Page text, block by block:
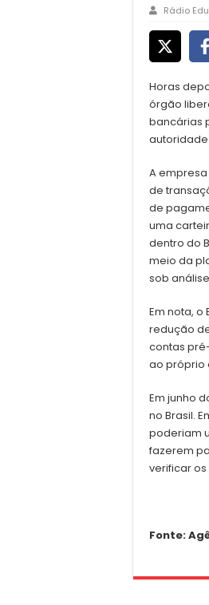
Rádio
Horas
órgão
bancárias
A
de
de
uma
dentro do
meio da
sob
Em nota,
redução
contas
ao próprio
Em junho
no Brasil.
poderiam
fazerem
verificar
Fonte: